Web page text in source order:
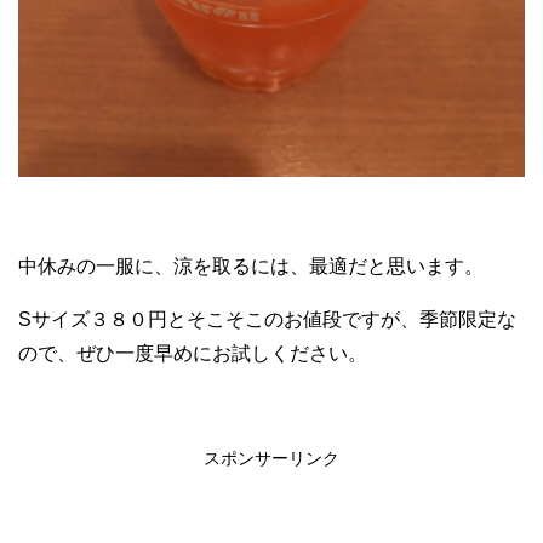
中休みの一服に、涼を取るには、最適だと思います。
Sサイズ３８０円とそこそこのお値段ですが、季節限定な
ので、ぜひ一度早めにお試しください。
スポンサーリンク